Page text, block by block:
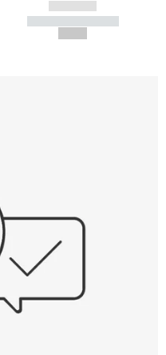
------------
----------- -----------